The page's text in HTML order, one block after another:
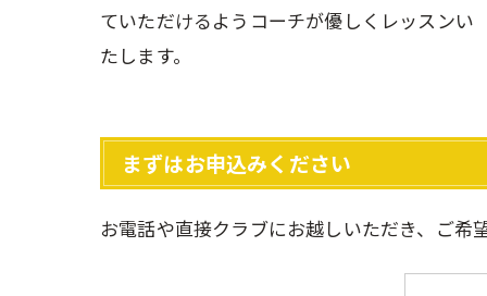
ていただけるようコーチが優しくレッスンい
たします。
まずはお申込みください
お電話や直接クラブにお越しいただき、ご